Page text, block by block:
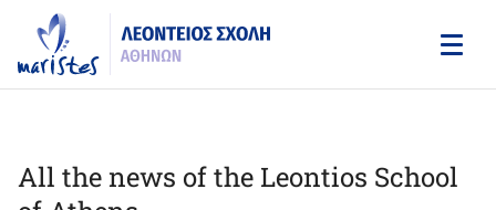
main
content
All the news of the Leontios School